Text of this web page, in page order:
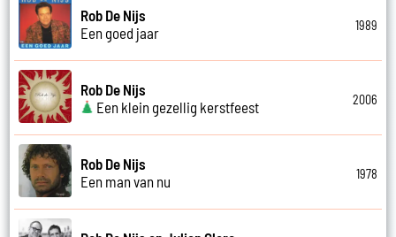
Rob De Nijs
Een goed jaar
1989
Rob De Nijs
Een klein gezellig kerstfeest
2006
Rob De Nijs
Een man van nu
1978